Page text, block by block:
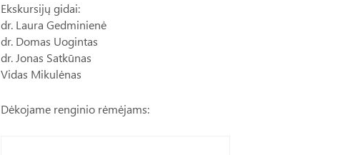
Ekskursijų gidai:
dr. Laura Gedminienė
dr. Domas Uogintas
dr. Jonas Satkūnas
Vidas Mikulėnas
Dėkojame renginio rėmėjams: